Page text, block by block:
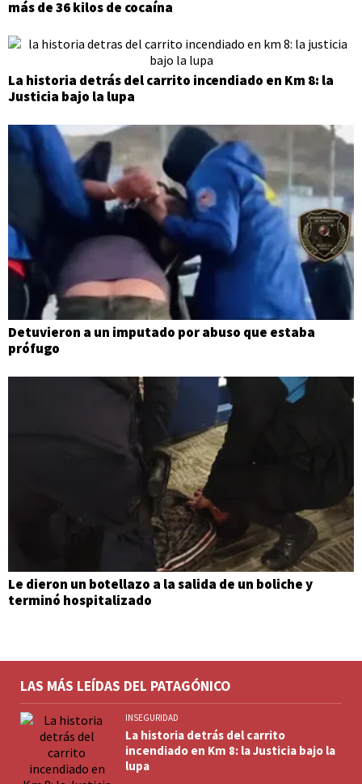
más de 36 kilos de cocaína
La historia detrás del carrito incendiado en Km 8: la
Justicia bajo la lupa
Detuvieron a un imputado por abuso que estaba
prófugo
Le dieron un botellazo a la salida de un boliche y
terminó hospitalizado
LAS MÁS LEÍDAS DEL PATAGÓNICO
INSEGURIDAD
La historia detrás del carrito
incendiado en Km 8: la Justicia bajo la
lupa